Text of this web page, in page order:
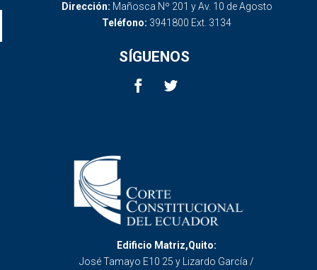
Dirección: Mañosca Nº 201 y Av. 10 de Agosto
Teléfono: 3941800 Ext. 3134
SÍGUENOS
Edificio Matriz,Quito:
José Tamayo E10 25 y Lizardo García /